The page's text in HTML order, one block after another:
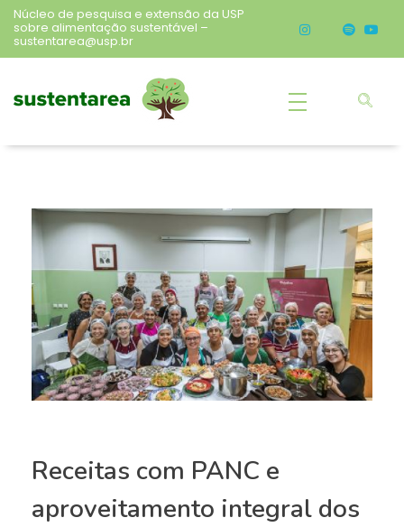
Núcleo de pesquisa e extensão da USP
sobre alimentação sustentável –
sustentarea@usp.br
Sustentarea
Receitas com PANC e
aproveitamento integral dos